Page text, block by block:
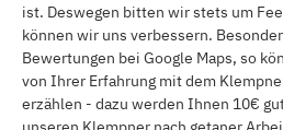
ist. Deswegen bitten wir stets um
können wir uns verbessern.
Bewertungen bei Google Maps, so
von Ihrer Erfahrung mit dem
erzählen - dazu werden Ihnen 10€